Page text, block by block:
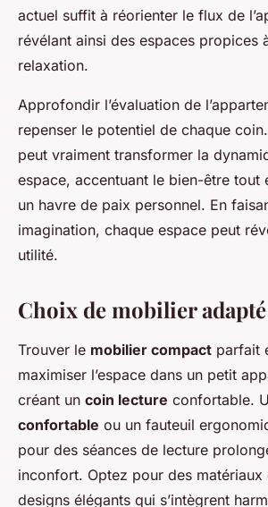
actuel suffit à réorienter le flux de
révélant ainsi des espaces propices
relaxation.
Approfondir l’évaluation de
repenser le potentiel de chaque
peut vraiment transformer la
espace, accentuant le bien-être tout
un havre de paix personnel. En
imagination, chaque espace peut
utilité.
Choix de mobilier adapté
Trouver le mobilier compact parfait
maximiser l’espace dans un petit
créant un coin lecture confortable.
confortable ou un fauteuil
pour des séances de lecture
inconfort. Optez pour des matériaux
designs élégants qui s’intègrent